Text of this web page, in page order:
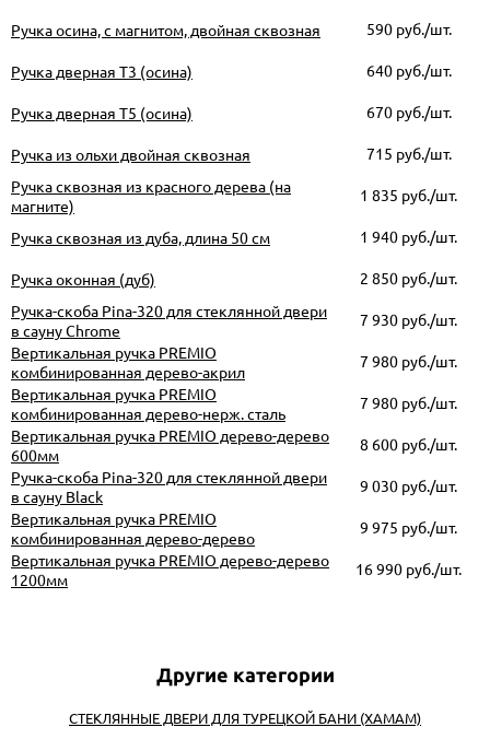
Ручка осина, с магнитом, двойная сквозная 590руб./шт.
Ручка дверная Т3 (осина) 640руб./шт.
Ручка дверная Т5 (осина) 670руб./шт.
Ручка из ольхи двойная сквозная 715 руб./шт.
Ручка сквозная из красного дерева (на
магните)
1 835 руб./шт.
Ручка сквозная из дуба, длина 50 см 1 940 руб./шт.
Ручка оконная (дуб) 2 850 руб./шт.
Ручка-скоба Pina-320 для стеклянной двери
в сауну Chrome
7 930 руб./шт.
Вертикальная ручка PREMIO
комбинированная дерево-акрил
7 980 руб./шт.
Вертикальная ручка PREMIO
комбинированная дерево-нерж. сталь
7 980 руб./шт.
Вертикальная ручка PREMIO дерево-дерево
600мм
8 600 руб./шт.
Ручка-скоба Pina-320 для стеклянной двери
в сауну Black
9 030 руб./шт.
Вертикальная ручка PREMIO
комбинированная дерево-дерево
9 975 руб./шт.
Вертикальная ручка PREMIO дерево-дерево
1200мм
16 990 руб./шт.
СТЕКЛЯННЫЕ ДВЕРИ ДЛЯ ТУРЕЦКОЙ БАНИ (ХАМАМ)